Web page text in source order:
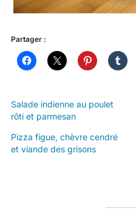
Partager :
Salade indienne au poulet
rôti et parmesan
Pizza figue, chèvre cendré
et viande des grisons